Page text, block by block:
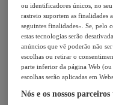
ou identificadores únicos, no
rastreio suportem as finalidades
seguintes finalidades». Se, pelo
estas tecnologias serão
anúncios que vê poderão não
escolhas ou retirar o
parte inferior da página Web
escolhas serão aplicadas em
Nós e os nossos